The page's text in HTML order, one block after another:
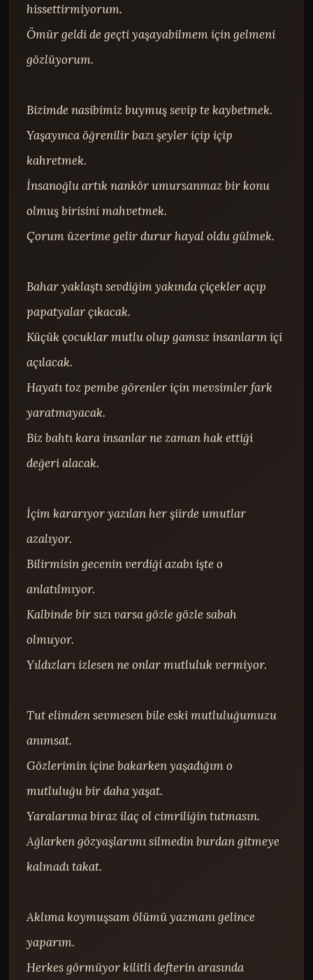
hissettirmiyorum.
Ömür geldi de geçti yaşayabilmem için gelmeni
gözlüyorum.
Bizimde nasibimiz buymuş sevip te kaybetmek.
Yaşayınca öğrenilir bazı şeyler içip içip
kahretmek.
İnsanoğlu artık nankör umursanmaz bir konu
olmuş birisini mahvetmek.
Çorum üzerime gelir durur hayal oldu gülmek.
Bahar yaklaştı sevdiğim yakında çiçekler açıp
papatyalar çıkacak.
Küçük çocuklar mutlu olup gamsız insanların içi
açılacak.
Hayatı toz pembe görenler için mevsimler fark
yaratmayacak.
Biz bahtı kara insanlar ne zaman hak ettiği
değeri alacak.
İçim kararıyor yazılan her şiirde umutlar
azalıyor.
Bilirmisin gecenin verdiği azabı işte o
anlatılmıyor.
Kalbinde bir sızı varsa gözle gözle sabah
olmuyor.
Yıldızları izlesen ne onlar mutluluk vermiyor.
Tut elimden sevmesen bile eski mutluluğumuzu
anımsat.
Gözlerimin içine bakarken yaşadığım o
mutluluğu bir daha yaşat.
Yaralarıma biraz ilaç ol cimriliğin tutmasın.
Ağlarken gözyaşlarımı silmedin burdan gitmeye
kalmadı takat.
Aklıma koymuşsam ölümü yazmanı gelince
yaparım.
Herkes görmüyor kilitli defterin arasında